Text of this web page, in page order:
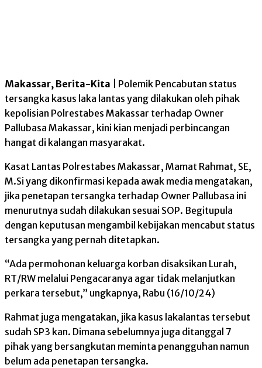
Makassar, Berita-Kita | Polemik Pencabutan status
tersangka kasus laka lantas yang dilakukan oleh pihak
kepolisian Polrestabes Makassar terhadap Owner
Pallubasa Makassar, kini kian menjadi perbincangan
hangat di kalangan masyarakat.
Kasat Lantas Polrestabes Makassar, Mamat Rahmat, SE,
M.Si yang dikonfirmasi kepada awak media mengatakan,
jika penetapan tersangka terhadap Owner Pallubasa ini
menurutnya sudah dilakukan sesuai SOP. Begitupula
dengan keputusan mengambil kebijakan mencabut status
tersangka yang pernah ditetapkan.
“Ada permohonan keluarga korban disaksikan Lurah,
RT/RW melalui Pengacaranya agar tidak melanjutkan
perkara tersebut,” ungkapnya, Rabu (16/10/24)
Rahmat juga mengatakan, jika kasus lakalantas tersebut
sudah SP3 kan. Dimana sebelumnya juga ditanggal 7
pihak yang bersangkutan meminta penangguhan namun
belum ada penetapan tersangka.